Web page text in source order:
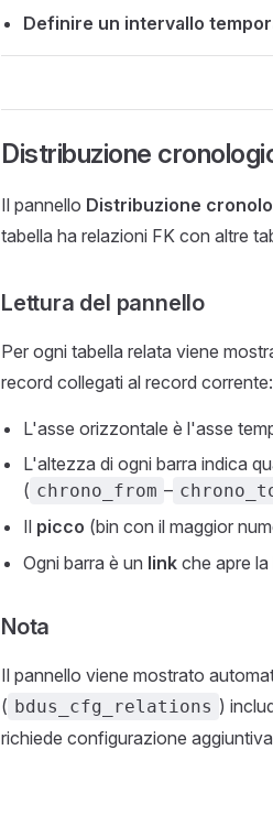
Definire un intervallo
Distribuzione
Il pannello Distribuzione
tabella ha relazioni FK con altre
Lettura del pannello
Per ogni tabella relata viene
record collegati al record corrente:
L'asse orizzontale è l'asse
L'altezza di ogni barra indica
( chrono_from –
Il picco (bin con il maggior
Ogni barra è un link che apre
Nota
Il pannello viene mostrato
( bdus_cfg_relations )
richiede configurazione